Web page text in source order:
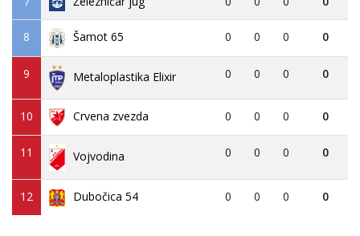
8 Šamot 65 0 0 0 0
9 Metaloplastika Elixir 0 0 0 0
10 Crvena zvezda 0 0 0 0
11 Vojvodina 0 0 0 0
12 Dubočica 54 0 0 0 0